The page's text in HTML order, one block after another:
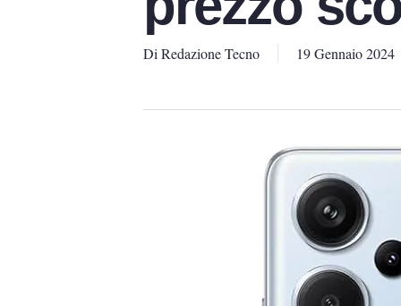
Di Redazione Tecno 19 Gennaio 2024